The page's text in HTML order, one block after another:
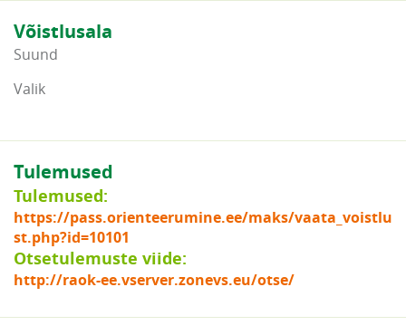
Võistlusala
Suund
Valik
Tulemused
Tulemused:
https://pass.orienteerumine.ee/maks/vaata_voistlu
st.php?id=10101
Otsetulemuste viide:
http://raok-ee.vserver.zonevs.eu/otse/